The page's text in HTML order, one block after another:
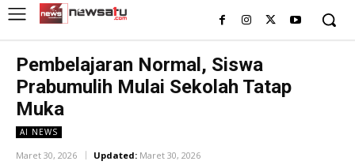
Pembelajaran Normal, Siswa
Prabumulih Mulai Sekolah Tatap
Muka
AI NEWS
Maret 30, 2026 Updated: Maret 30, 2026